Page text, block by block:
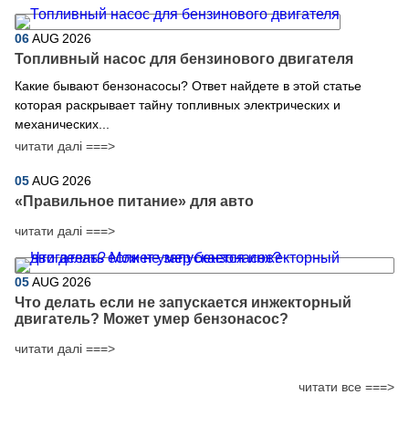
06AUG 2026
Топливный насос для бензинового двигателя
Какие бывают бензонасосы? Ответ найдете в этой статье
которая раскрывает тайну топливных электрических и
механических...
читати далі ===>
05AUG 2026
​«Правильное питание» для авто
читати далі ===>
05AUG 2026
Что делать если не запускается инжекторный
двигатель? Может умер бензонасос?
читати далі ===>
читати все ===>